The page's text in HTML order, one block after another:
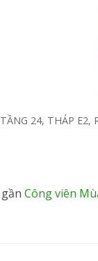
24, THÁP E2,
Công viên